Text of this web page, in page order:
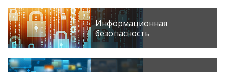
Информационная
безопасность